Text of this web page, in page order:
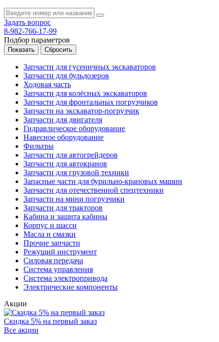
Задать вопрос
8-982-766-17-99
Подбор параметров
Запчасти для гусеничных экскаваторов
Запчасти для бульдозеров
Ходовая часть
Запчасти для колёсных экскаваторов
Запчасти для фронтальных погрузчиков
Запчасти на экскаватор-погрузчик
Запчасти для двигателя
Гидравлическое оборудование
Навесное оборудование
Фильтры
Запчасти для автогрейдеров
Запчасти для автокранов
Запчасти для грузовой техники
Запасные части для бурильно-крановых машин
Запчасти для отечественной спецтехники
Запчасти на мини погрузчики
Запчасти для тракторов
Кабина и защита кабины
Корпус и шасси
Масла и смазки
Прочие запчасти
Режущий инструмент
Силовая передача
Система управления
Система электропривода
Электрические компоненты
Акции
Скидка 5% на первый заказ
Все акции